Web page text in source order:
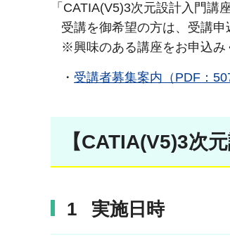
「CATIA(V5)3次元設計入門講
受講を御希望の方は、受講申
※興味のある講座をお申込み
・ 受講者募集案内（PDF：
【CATIA(V5)3次
1 実施日時